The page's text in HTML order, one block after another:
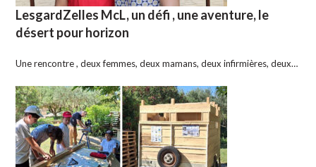
LesgardZelles McL, un défi , une aventure, le
désert pour horizon
Une rencontre , deux femmes, deux mamans, deux infirmières, deux…